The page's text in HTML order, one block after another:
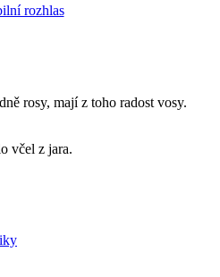
rozhlas
rosy, mají z toho radost vosy.
včel z jara.